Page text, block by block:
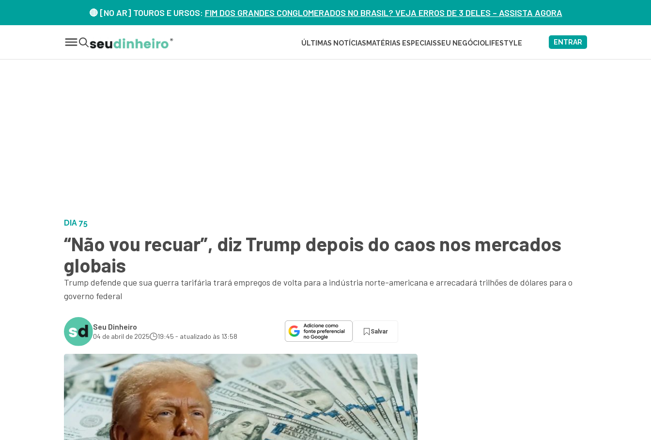
🔴 [NO AR] TOUROS E URSOS: FIM DOS GRANDES CONGLOMERADOS NO BRASIL? VEJA ERROS DE 3 DELES – ASSISTA AGORA
ÚLTIMAS NOTÍCIAS MATÉRIAS ESPECIAISSEU NEGÓCIOLIFESTYLE ENTRAR
DIA 75
“Não vou recuar”, diz Trump depois do caos nos mercados
globais
Trump defende que sua guerra tarifária trará empregos de volta para a indústria norte-americana e arrecadará trilhões de dólares para o
governo federal
Seu Dinheiro
04 de abril de 2025 19:45 - atualizado às 13:58
Salvar